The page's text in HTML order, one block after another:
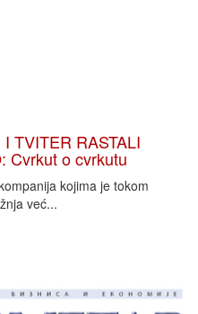
TVITER RASTALI
Cvrkut o cvrkutu
kojima je tokom
već...